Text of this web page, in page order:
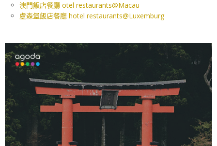
澳門飯店餐廳 otel restaurants@Macau
盧森堡飯店餐廳 hotel restaurants@Luxemburg